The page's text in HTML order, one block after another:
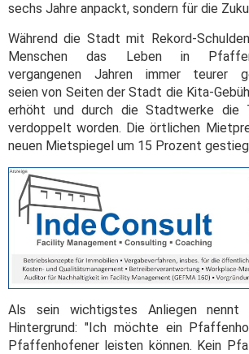
sechs Jahre anpackt, sondern für die
Während die Stadt mit Rekord-
Menschen das Leben in
vergangenen Jahren immer teurer
seien von Seiten der Stadt die Kita-
erhöht und durch die Stadtwerke die
verdoppelt worden. Die örtlichen
neuen Mietspiegel um 15 Prozent
Als sein wichtigstes Anliegen nennt
Hintergrund: "Ich möchte ein
Pfaffenhofener leisten können. Kein